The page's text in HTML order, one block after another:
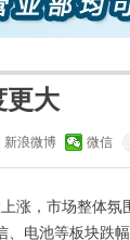
更大
新浪微博 微信
涨，市场整体氛
、电池等板块跌